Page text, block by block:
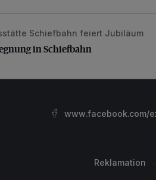
in Schiefbahn
Schiefbahn feiert Jubiläum
in Schiefbahn
www.facebook.com/
Reklamation